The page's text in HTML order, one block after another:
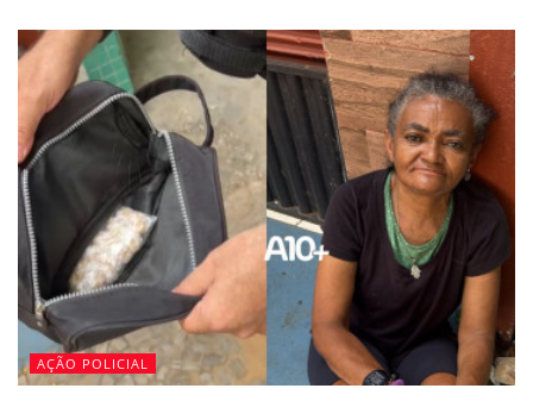
AÇÃO POLICIAL